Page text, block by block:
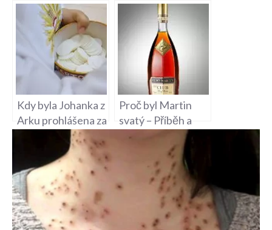
všechny Anny a
Anniky
památky všech
svatých
Kdy byla Johanka z
Arku prohlášena za
Kanonizace
Francouzské
Hrdinky
Proč byl Martin
svatý – Příběh a
Svatý Martin